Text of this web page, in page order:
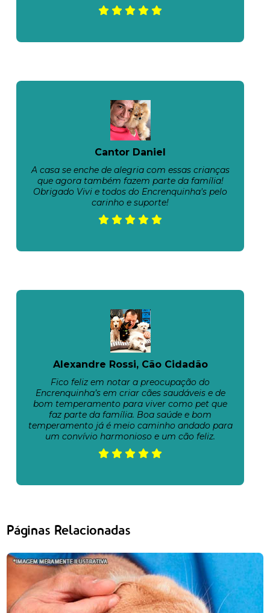
Cantor Daniel
A casa se enche de alegria com essas crianças
que agora também fazem parte da família!
Obrigado Vivi e todos do Encrenquinha's pelo
carinho e suporte!
Alexandre Rossi, Cão Cidadão
Fico feliz em notar a preocupação do
Encrenquinha’s em criar cães saudáveis e de
bom temperamento para viver como pet que
faz parte da família. Boa saúde e bom
temperamento já é meio caminho andado para
um convívio harmonioso e um cão feliz.
Páginas Relacionadas